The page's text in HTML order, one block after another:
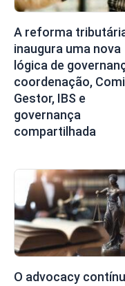
A reforma
inaugura uma nova
lógica de
coordenação,
Gestor, IBS e
governança
compartilhada
O advocacy